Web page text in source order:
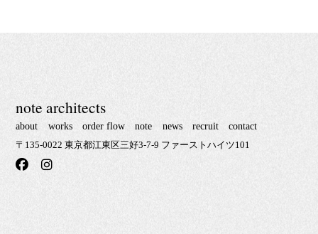
note architects
about works order flow note news recruit contact
〒135-0022 東京都江東区三好3-7-9 ファーストハイツ101